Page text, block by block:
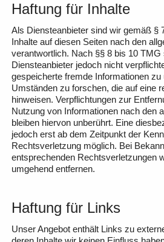
Haftung für Inhalte
Als Diensteanbieter sind wir gemäß §
Inhalte auf diesen Seiten nach den
verantwortlich. Nach §§ 8 bis 10 TMG
Diensteanbieter jedoch nicht
gespeicherte fremde Informationen
Umständen zu forschen, die auf eine
hinweisen. Verpflichtungen zur
Nutzung von Informationen nach den
bleiben hiervon unberührt. Eine
jedoch erst ab dem Zeitpunkt der
Rechtsverletzung möglich. Bei
entsprechenden Rechtsverletzungen
umgehend entfernen.
Haftung für Links
Unser Angebot enthält Links zu